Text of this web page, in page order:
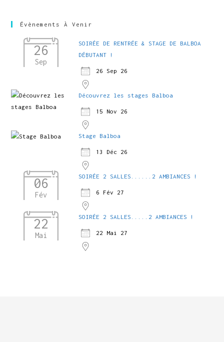
Évènements À Venir
26
Sep
SOIRÉE DE RENTRÉE & STAGE DE BALBOA
DÉBUTANT !
26 Sep 26
Découvrez les stages Balboa
15 Nov 26
Stage Balboa
13 Déc 26
06
Fév
SOIRÉE 2 SALLES......2 AMBIANCES !
6 Fév 27
22
Mai
SOIRÉE 2 SALLES.....2 AMBIANCES !
22 Mai 27